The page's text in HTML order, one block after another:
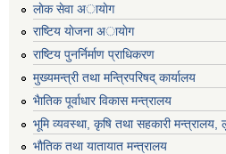
लाेक सेवा अायाेग
राष्टिय याेजना अायाेग
राष्टिय पुनर्निर्माण प्राधिकरण
मुख्यमन्त्री तथा मन्त्रिपरिषद् कार्यालय
भैातिक पूर्वाधार विकास मन्त्रालय
भूमि व्यवस्था, कृषि तथा सहकारी मन्त्रालय,
भाैतिक तथा यातायात मन्त्रालय